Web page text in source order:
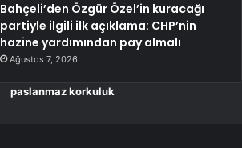
Bahçeli’den Özgür Özel’in kuracağı
partiyle ilgili ilk açıklama: CHP’nin
hazine yardımından pay almalı
Ağustos 7, 2026
paslanmaz korkuluk